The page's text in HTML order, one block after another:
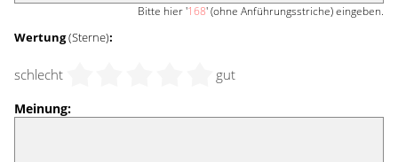
Bitte hier '168' (ohne Anführungsstriche) eingeben.
Wertung(Sterne):
schlecht gut
Meinung: